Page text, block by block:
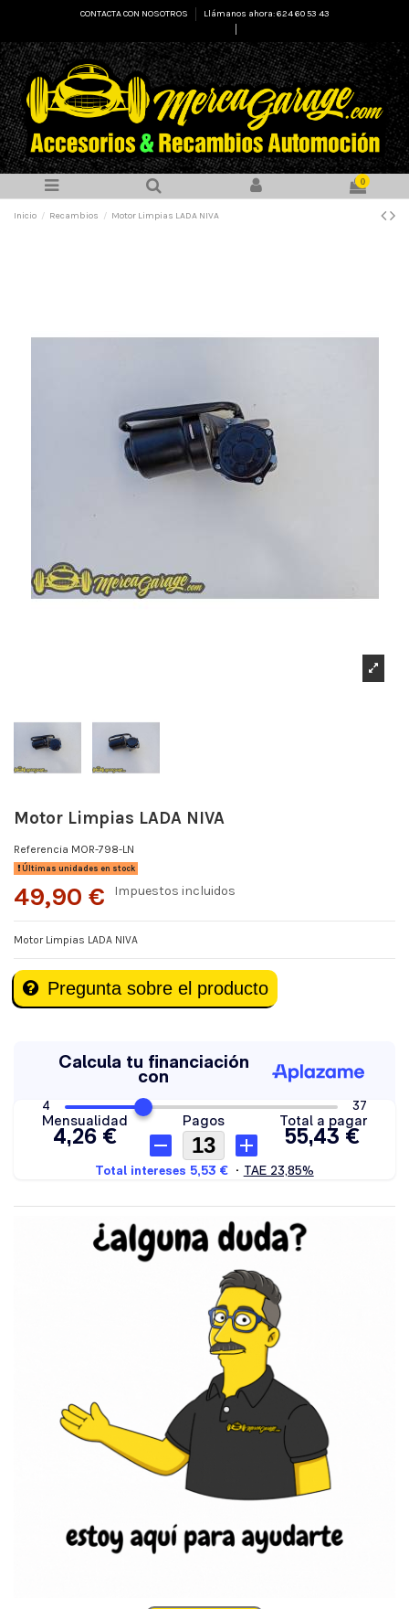
CONTACTA CON NOSOTROS
Llámanos ahora: 624 60 53 43
0
Inicio Recambios Motor Limpias LADA NIVA
Motor Limpias LADA NIVA
Referencia MOR-798-LN
Últimas unidades en stock
49,90 € Impuestos incluidos
Motor Limpias LADA NIVA
Pregunta sobre el producto